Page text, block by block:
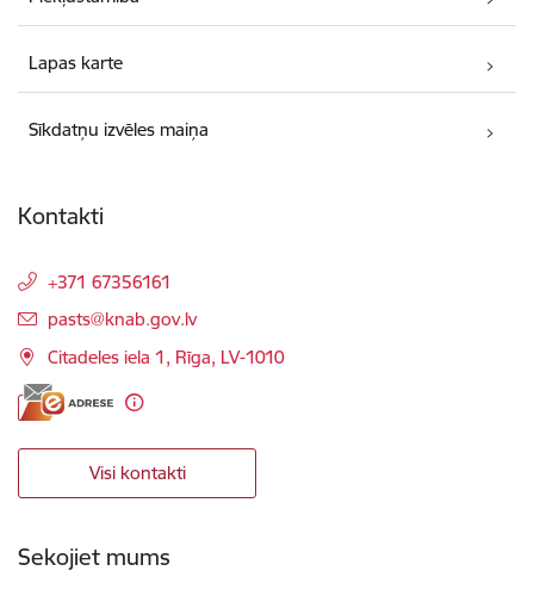
Lapas karte
Sīkdatņu izvēles maiņa
Kontakti
+371 67356161
E-pasts:
pasts@knab.gov.lv
Citadeles iela 1, Rīga, LV-1010
Visi kontakti
Sekojiet mums